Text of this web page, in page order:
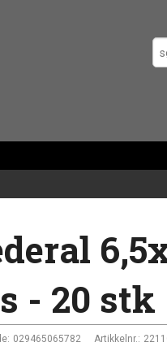
- 20 stk
029465065782 Artikkelnr.: